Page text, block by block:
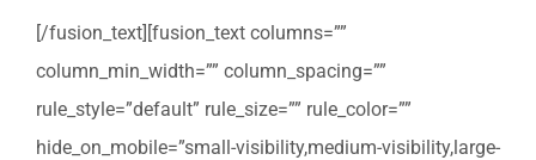
[/fusion_text][fusion_text columns=””
column_min_width=”” column_spacing=””
rule_style=”default” rule_size=”” rule_color=””
hide_on_mobile=”small-visibility,medium-visibility,large-